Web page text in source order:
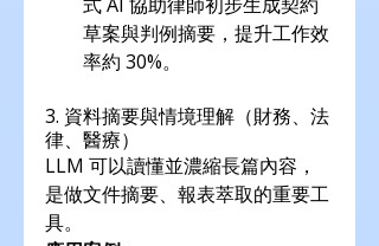
草案與判例摘要，提升工作效
率約 30%。
3. 資料摘要與情境理解（財務、法
律、醫療）
LLM 可以讀懂並濃縮長篇內容，
是做文件摘要、報表萃取的重要工
具。